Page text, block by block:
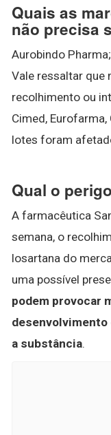
Quais as
não precisa
Aurobindo
Vale ressaltar que
recolhimento ou
Cimed, Eurofarma,
lotes foram
Qual o
A farmacêutica
semana, o
losartana do
uma possível
podem provocar
desenvolvimento
a substância.